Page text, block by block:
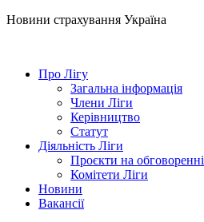
Новини страхування Україна
Про Лігу
Загальна інформація
Члени Ліги
Керівництво
Статут
Діяльність Ліги
Проєкти на обговоренні
Комітети Ліги
Новини
Вакансії